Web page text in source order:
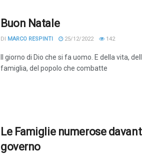
Buon Natale
DI MARCO RESPINTI 25/12/2022 142
Il giorno di Dio che si fa uomo. E della vita,
famiglia, del popolo che combatte
Le Famiglie numerose
governo